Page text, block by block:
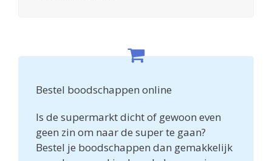
Bestel boodschappen online
Is de supermarkt dicht of gewoon even
geen zin om naar de super te gaan?
Bestel je boodschappen dan gemakkelijk